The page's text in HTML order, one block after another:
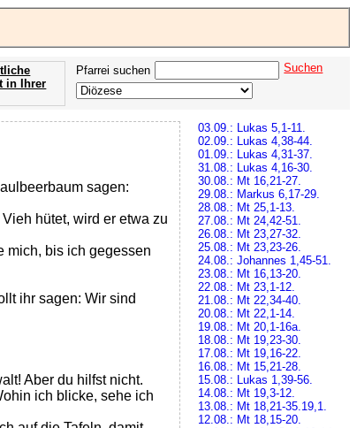
Pfarrei suchen Suchen
in Ihrer
Offenbarung
der Apokalypse
des Johannes
03.09.: Lukas 5,1-11.
02.09.: Lukas 4,38-44.
01.09.: Lukas 4,31-37.
31.08.: Lukas 4,16-30.
30.08.: Mt 16,21-27.
29.08.: Markus 6,17-29.
28.08.: Mt 25,1-13.
27.08.: Mt 24,42-51.
26.08.: Mt 23,27-32.
25.08.: Mt 23,23-26.
24.08.: Johannes 1,45-51.
23.08.: Mt 16,13-20.
22.08.: Mt 23,1-12.
21.08.: Mt 22,34-40.
20.08.: Mt 22,1-14.
19.08.: Mt 20,1-16a.
18.08.: Mt 19,23-30.
17.08.: Mt 19,16-22.
16.08.: Mt 15,21-28.
15.08.: Lukas 1,39-56.
14.08.: Mt 19,3-12.
13.08.: Mt 18,21-35.19,1.
12.08.: Mt 18,15-20.
sagen:
hütet, wird er etwa zu
mich, bis ich gegessen
ihr sagen: Wir sind
Aber du hilfst nicht.
ich blicke, sehe ich